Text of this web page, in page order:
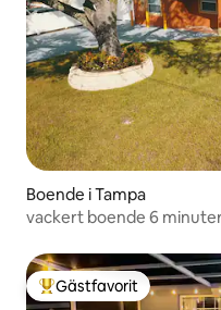
Boende i Tampa
vackert boende 6
Populär gästfavorit
Gästfavorit